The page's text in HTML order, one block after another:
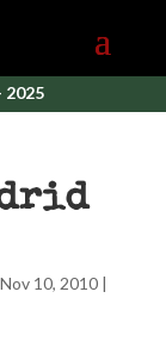
2025
Nov 10, 2010|